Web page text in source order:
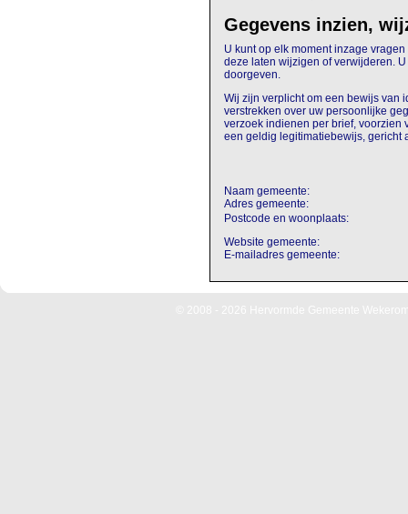
Gegevens inzien,
U kunt op elk moment inzage
deze laten wijzigen of verwijderen.
doorgeven.
Wij zijn verplicht om een bewijs van
verstrekken over uw persoonlijke
verzoek indienen per brief, voorzien
een geldig legitimatiebewijs, gericht
Naam gemeente:
Adres gemeente:
Postcode en woonplaats:
Website gemeente:
E-mailadres gemeente: